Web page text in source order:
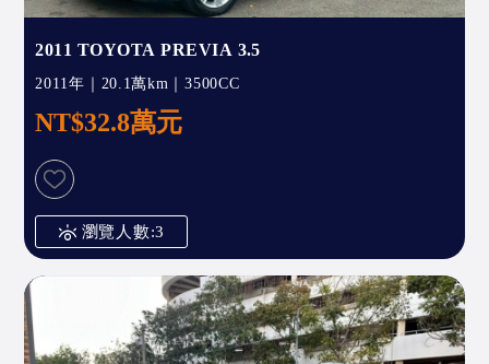
2011 TOYOTA PREVIA 3.5
2011年｜20.1萬km｜3500CC
NT$32.8萬元
瀏覽人數:3